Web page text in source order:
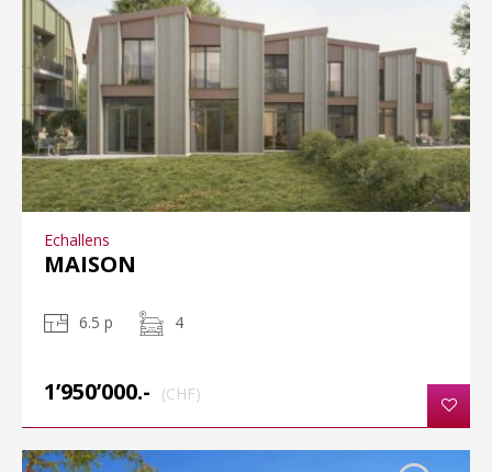
Echallens
MAISON
6.5 p 4
1’950’000.- (CHF)